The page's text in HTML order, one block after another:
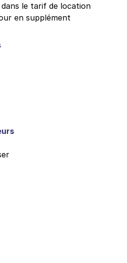
le tarif de location
en supplément